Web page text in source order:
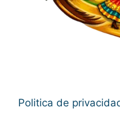
Politica de